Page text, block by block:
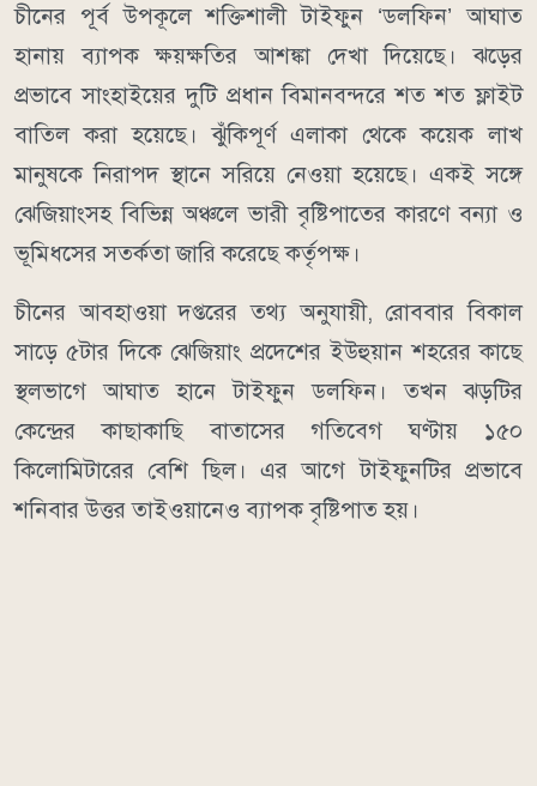
চীনের পূর্ব উপকূলে শক্তিশালী টাইফুন ‘ডলফিন’ আঘাত
হানায় ব্যাপক ক্ষয়ক্ষতির আশঙ্কা দেখা দিয়েছে। ঝড়ের
প্রভাবে সাংহাইয়ের দুটি প্রধান বিমানবন্দরে শত শত ফ্লাইট
বাতিল করা হয়েছে। ঝুঁকিপূর্ণ এলাকা থেকে কয়েক লাখ
মানুষকে নিরাপদ স্থানে সরিয়ে নেওয়া হয়েছে। একই সঙ্গে
ঝেজিয়াংসহ বিভিন্ন অঞ্চলে ভারী বৃষ্টিপাতের কারণে বন্যা ও
ভূমিধসের সতর্কতা জারি করেছে কর্তৃপক্ষ।
চীনের আবহাওয়া দপ্তরের তথ্য অনুযায়ী, রোববার বিকাল
সাড়ে ৫টার দিকে ঝেজিয়াং প্রদেশের ইউহুয়ান শহরের কাছে
স্থলভাগে আঘাত হানে টাইফুন ডলফিন। তখন ঝড়টির
কেন্দ্রের কাছাকাছি বাতাসের গতিবেগ ঘণ্টায় ১৫০
কিলোমিটারের বেশি ছিল। এর আগে টাইফুনটির প্রভাবে
শনিবার উত্তর তাইওয়ানেও ব্যাপক বৃষ্টিপাত হয়।